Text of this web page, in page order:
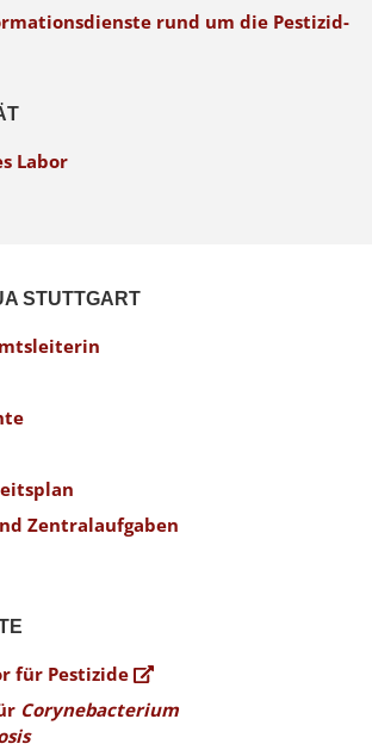
rund um die Pestizid­
Labor
STUTTGART
Zentralaufgaben
für Pestizide
Corynebacterium